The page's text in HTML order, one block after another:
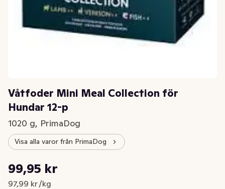
Våtfoder Mini Meal Collection för
Hundar 12-p
1020 g, PrimaDog
Visa alla varor från PrimaDog
Nuvarande pris är: 99,95 kr
99,95 kr
97,99 kr /kg
Styckpris: 97,99 kr /kg